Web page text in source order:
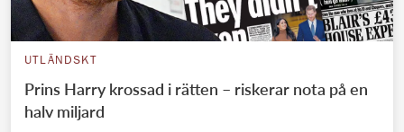
UTLÄNDSKT
Prins Harry krossad i rätten – riskerar nota på en
halv miljard